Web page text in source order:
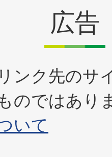
広告
ンク先のサ
のではあり
いて